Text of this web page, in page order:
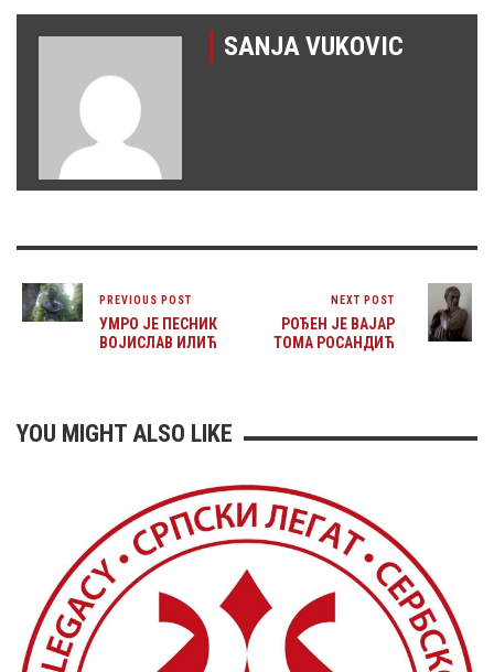
SANJA VUKOVIC
PREVIOUS POST
УМРО ЈЕ ПЕСНИК
ВОЈИСЛАВ ИЛИЋ
NEXT POST
РОЂЕН ЈЕ ВАЈАР
ТОМА РОСАНДИЋ
YOU MIGHT ALSO LIKE